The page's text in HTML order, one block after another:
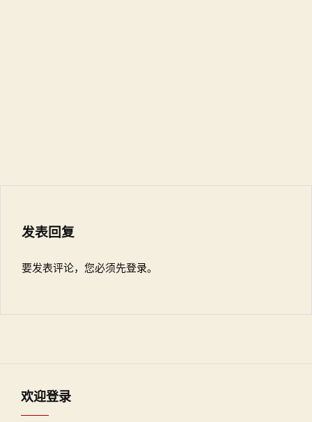
发表回复
要发表评论，您必须先登录。
欢迎登录